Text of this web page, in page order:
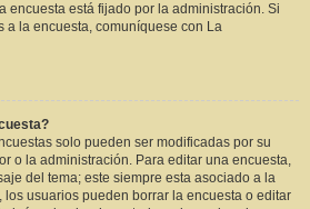
encuesta está fijado por la administración. Si
a la encuesta, comuníquese con La
solo pueden ser modificadas por su
o la administración. Para editar una encuesta,
del tema; este siempre esta asociado a la
usuarios pueden borrar la encuesta o editar